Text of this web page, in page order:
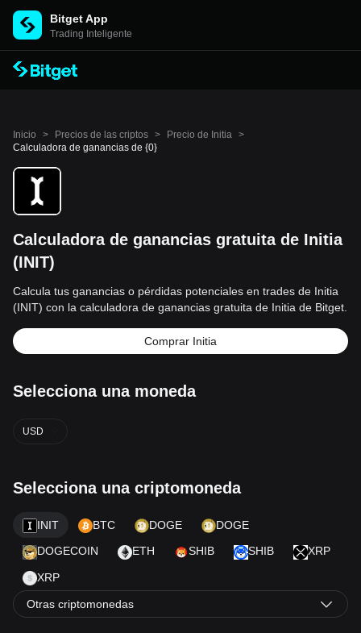
Bitget App
Trading Inteligente
Inicio > Precios de las criptos > Precio de Initia >
Calculadora de ganancias de {0}
Calculadora de ganancias gratuita de Initia
(INIT)
Calcula tus ganancias o pérdidas potenciales en trades de Initia
(INIT) con la calculadora de ganancias gratuita de Initia de Bitget.
Comprar Initia
Selecciona una moneda
USD
Selecciona una criptomoneda
INIT BTC DOGE DOGE
DOGECOIN ETH SHIB SHIB XRP
XRP
Otras criptomonedas